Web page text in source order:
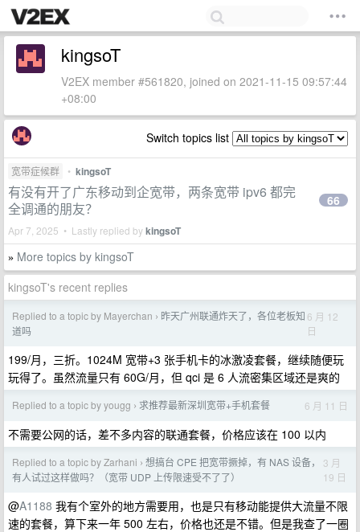
kingsoT
V2EX member #561820, joined on 2021-11-15 09:57:44
+08:00
Switch topics list
宽带症候群 • kingsoT
有没有开了广东移动到企宽带，两条宽带 ipv6 都完
全调通的朋友？
Apr 7, 2025 • Lastly replied bykingsoT
66
» More topics by kingsoT
kingsoT's recent replies
Replied to a topic by Mayerchan › 昨天广州联通炸天了，各位老板知
道吗
6 月 12
日
199/月，三折。1024M 宽带+3 张手机卡的冰激凌套餐，继续随便玩
玩得了。虽然流量只有 60G/月，但 qci 是 6 人流密集区域还是爽的
Replied to a topic by yougg › 求推荐最新深圳宽带+手机套餐 6 月 11 日
不需要公网的话，差不多内容的联通套餐，价格应该在 100 以内
Replied to a topic by Zarhani › 想搞台 CPE 把宽带撅掉，有 NAS 设备，
有人试过这样做吗？（宽带 UDP 上传限速受不了了）
3 月
19 日
@A1188 我有个室外的地方需要用，也是只有移动能提供大流量不限
速的套餐，算下来一年 500 左右，价格也还是不错。但是我查了一圈